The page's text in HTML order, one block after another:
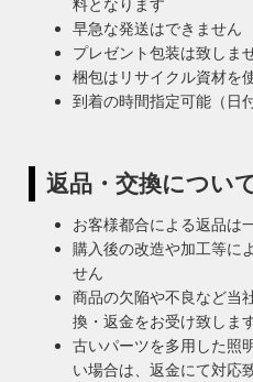
早急な発送はできません
プレゼント包装は致しま
梱包はリサイクル資材を
到着の時間指定可能（日
返品・交換につい
お客様都合による返品は
購入後の改造や加工等に
せん
商品の欠陥や不良など当
換・返金をお受け致しま
古いパーツを多用した照
い場合は、返金にて対応